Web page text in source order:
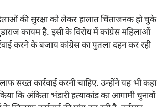
की सुरक्षा को लेकर हालात चिंताजनक हो चुके
कायम है. इसी के विरोध में कांग्रेस महिलाओं
करने के बजाय कांग्रेस का पुतला दहन कर रही
सख्त कार्रवाई करनी चाहिए. उन्होंने यह भी कहा
कि अंकिता भंडारी हत्याकांड का आगामी चुनावों